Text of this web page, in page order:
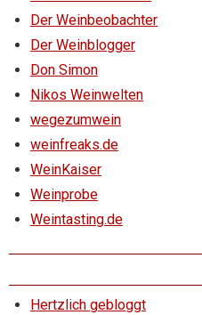
Der Weinbeobachter
Der Weinblogger
Don Simon
Nikos Weinwelten
wegezumwein
weinfreaks.de
WeinKaiser
Weinprobe
Weintasting.de
Hertzlich gebloggt